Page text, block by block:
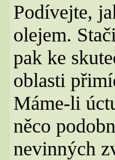
Podívejte,
olejem.
pak ke
oblasti
Máme-li
něco
nevinných